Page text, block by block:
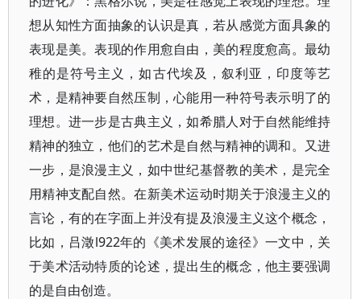
想从知性方面抽象的认识是真，若从感觉方面具象的
表现是美。表现的作用愈自由，美的程度愈高。最幼
稚的是符号主义，如古代埃及，叙利亚，印度等艺
术，是精神要自然压制，心能用一种符号表示明了的
理想。进一步是古典主义，如希腊人对于自然能维持
精神的独立，他们的艺术是自然与精神的调和。又进
一步，是浪漫主义，如中世纪基督教的美术，是完全
用精神支配自然。在新美术运动时期关于浪漫主义的
言论，有的在字面上并没有提及浪漫主义这个概念，
比如，吕澂l922年的《美术发展的途径》一文中，关
于美术活动特质的论述，提出生的概念，他主要强调
的是自由创造。